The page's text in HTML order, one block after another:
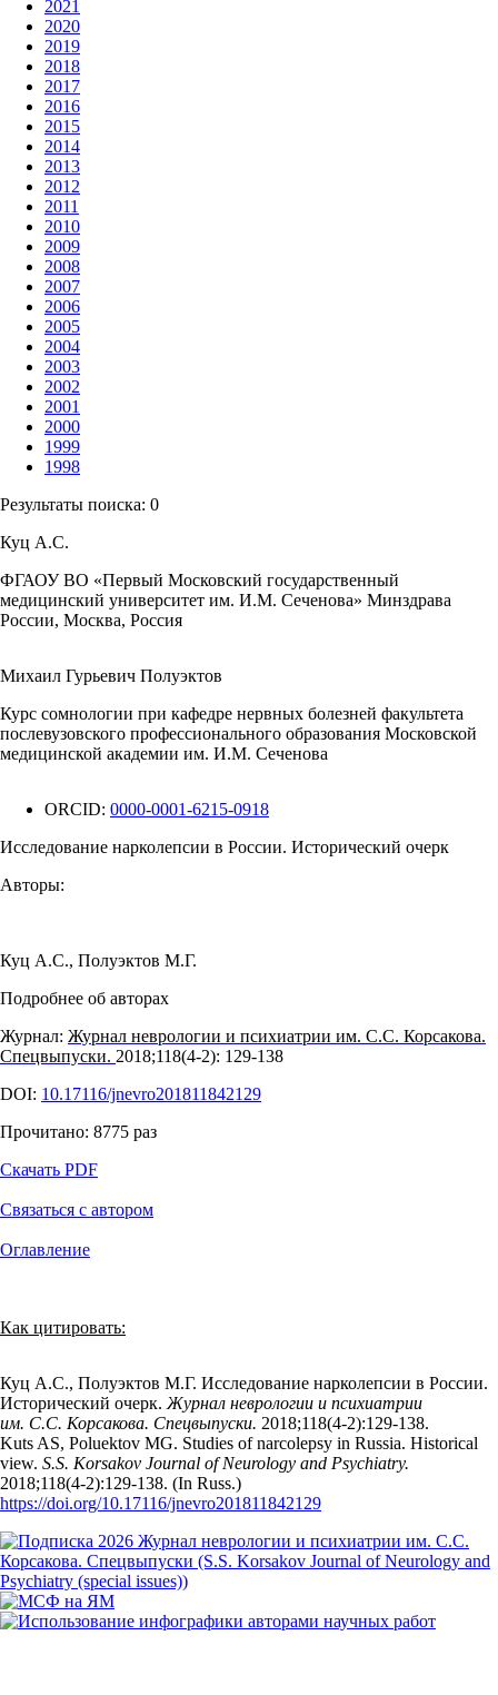
2021
2020
2019
2018
2017
2016
2015
2014
2013
2012
2011
2010
2009
2008
2007
2006
2005
2004
2003
2002
2001
2000
1999
1998
Результаты поиска: 0
Куц А.С.
ФГАОУ ВО «Первый Московский государственный
медицинский университет им. И.М. Сеченова» Минздрава
России, Москва, Россия
Михаил Гурьевич Полуэктов
Курс сомнологии при кафедре нервных болезней факультета
послевузовского профессионального образования Московской
медицинской академии им. И.М. Сеченова
ORCID: 0000-0001-6215-0918
Исследование нарколепсии в России. Исторический очерк
Авторы:
Куц А.С., Полуэктов М.Г.
Подробнее об авторах
Журнал: Журнал неврологии и психиатрии им. С.С. Корсакова.
Спецвыпуски. 2018;118(4‑2): 129‑138
DOI: 10.17116/jnevro201811842129
Прочитано: 8775 раз
Скачать PDF
Связаться с автором
Оглавление
Как цитировать:
Куц А.С., Полуэктов М.Г. Исследование нарколепсии в России.
Исторический очерк. Журнал неврологии и психиатрии
им. С.С. Корсакова. Спецвыпуски. 2018;118(4‑2):129‑138.
Kuts AS, Poluektov MG. Studies of narcolepsy in Russia. Historical
view. S.S. Korsakov Journal of Neurology and Psychiatry.
2018;118(4‑2):129‑138. (In Russ.)
https://doi.org/10.17116/jnevro201811842129